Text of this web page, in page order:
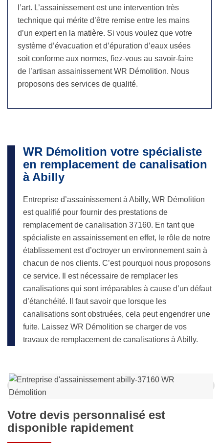
l’art. L’assainissement est une intervention très
technique qui mérite d’être remise entre les mains
d’un expert en la matière. Si vous voulez que votre
système d’évacuation et d’épuration d’eaux usées
soit conforme aux normes, fiez-vous au savoir-faire
de l’artisan assainissement WR Démolition. Nous
proposons des services de qualité.
WR Démolition votre spécialiste
en remplacement de canalisation
à Abilly
Entreprise d’assainissement à Abilly, WR Démolition
est qualifié pour fournir des prestations de
remplacement de canalisation 37160. En tant que
spécialiste en assainissement en effet, le rôle de notre
établissement est d’octroyer un environnement sain à
chacun de nos clients. C’est pourquoi nous proposons
ce service. Il est nécessaire de remplacer les
canalisations qui sont irréparables à cause d’un défaut
d’étanchéité. Il faut savoir que lorsque les
canalisations sont obstruées, cela peut engendrer une
fuite. Laissez WR Démolition se charger de vos
travaux de remplacement de canalisations à Abilly.
Votre devis personnalisé est
disponible rapidement